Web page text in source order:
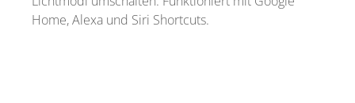
Home, Alexa und Siri Shortcuts.